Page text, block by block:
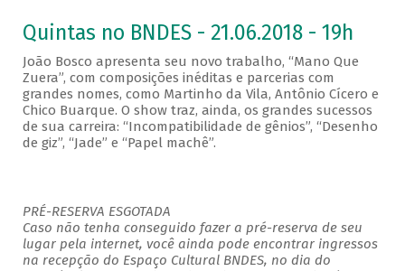
Quintas no BNDES - 21.06.2018 - 19h
João Bosco apresenta seu novo trabalho, “Mano Que
Zuera”, com composições inéditas e parcerias com
grandes nomes, como Martinho da Vila, Antônio Cícero e
Chico Buarque. O show traz, ainda, os grandes sucessos
de sua carreira: “Incompatibilidade de gênios”, “Desenho
de giz”, “Jade” e “Papel machê”.
PRÉ-RESERVA ESGOTADA
Caso não tenha conseguido fazer a pré-reserva de seu
lugar pela internet, você ainda pode encontrar ingressos
na recepção do Espaço Cultural BNDES, no dia do